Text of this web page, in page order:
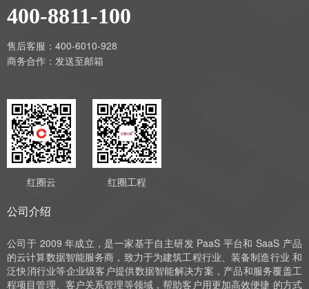
400-8811-100
售后客服：400-6010-928
商务合作： 发送至邮箱
红圈云 红圈工程
公司介绍
公司于 2009 年成立，是一家基于自主研发 PaaS 平台和 SaaS 产品
的云计算数据智能服务商，致力于为建筑工程行业、装备制造行业 和
泛快消行业等企业级客户提供数据智能解决方案，产品和服务覆盖工
程项目管理、客户关系管理等领域，帮助客户用更加高效便捷 的方式